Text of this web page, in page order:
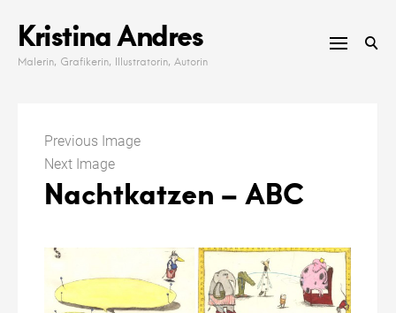
content
Kristina Andres
Malerin, Grafikerin, Illustratorin, Autorin
Previous Image
Next Image
Nachtkatzen – ABC